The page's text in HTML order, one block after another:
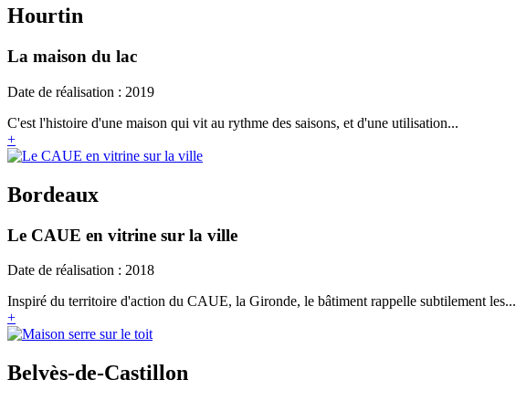
Hourtin
La maison du lac
Date de réalisation : 2019
C'est l'histoire d'une maison qui vit au rythme des saisons, et d'une utilisation...
+
Bordeaux
Le CAUE en vitrine sur la ville
Date de réalisation : 2018
Inspiré du territoire d'action du CAUE, la Gironde, le bâtiment rappelle subtilement les...
+
Belvès-de-Castillon